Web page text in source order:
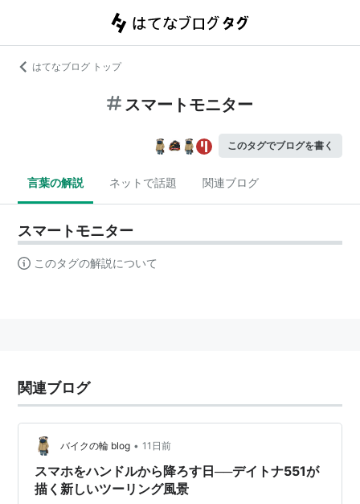
はてなブログ トップ
スマートモニター
このタグでブログを書く
言葉の解説 ネットで話題 関連ブログ
スマートモニター
このタグの解説について
関連ブログ
バイクの輪 blog • 11日前
スマホをハンドルから降ろす日──デイトナ551が
描く新しいツーリング風景